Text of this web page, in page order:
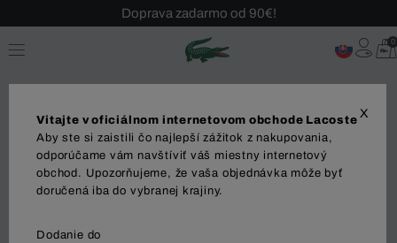
Sezónny výpredaj až -40 %!
Bezplatné vrátenie!
0
Tričká
X
Vitajte v oficiálnom internetovom obchode Lacoste
Aby ste si zaistili čo najlepší zážitok z nakupovania,
odporúčame vám navštíviť váš miestny internetový
obchod. Upozorňujeme, že vaša objednávka môže byť
doručená iba do vybranej krajiny.
Dodanie do